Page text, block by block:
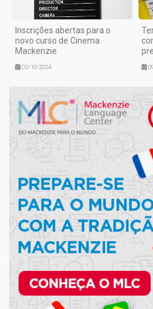
Inscrições abertas para o
novo curso de Cinema
Mackenzie
02/10/2024